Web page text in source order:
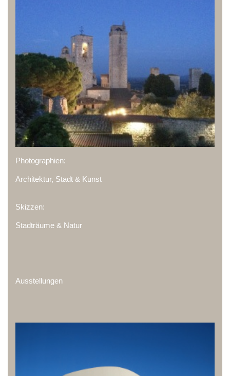
Photographien:
Architektur, Stadt & Kunst
Skizzen:
Stadträume & Natur
Ausstellungen